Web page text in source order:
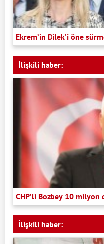
Ekrem’in Dilek’i öne
İlişkili haber:
CHP’li Bozbey 10 milyon
İlişkili haber: